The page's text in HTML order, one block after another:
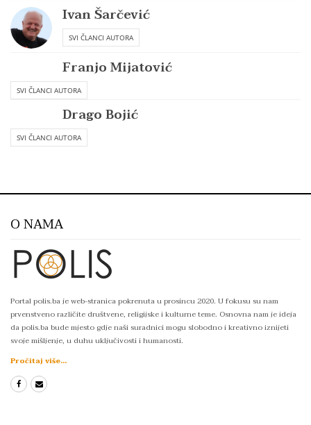
Ivan Šarčević
SVI ČLANCI AUTORA
Franjo Mijatović
SVI ČLANCI AUTORA
Drago Bojić
SVI ČLANCI AUTORA
O NAMA
Portal polis.ba je web-stranica pokrenuta u prosincu 2020. U fokusu su nam
prvenstveno različite društvene, religijske i kulturne teme. Osnovna nam je ideja
da polis.ba bude mjesto gdje naši suradnici mogu slobodno i kreativno iznijeti
svoje mišljenje, u duhu uključivosti i humanosti.
Pročitaj više...